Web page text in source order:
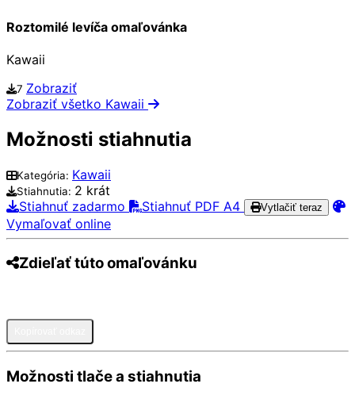
Roztomilé levíča omaľovánka
Kawaii
7 Zobraziť
Zobraziť všetko Kawaii
Možnosti stiahnutia
Kategória: Kawaii
Stiahnutia: 2 krát
Stiahnuť zadarmo
Stiahnuť PDF A4 Vytlačiť teraz
Vymaľovať online
Zdieľať túto omaľovánku
Možnosti tlače a stiahnutia